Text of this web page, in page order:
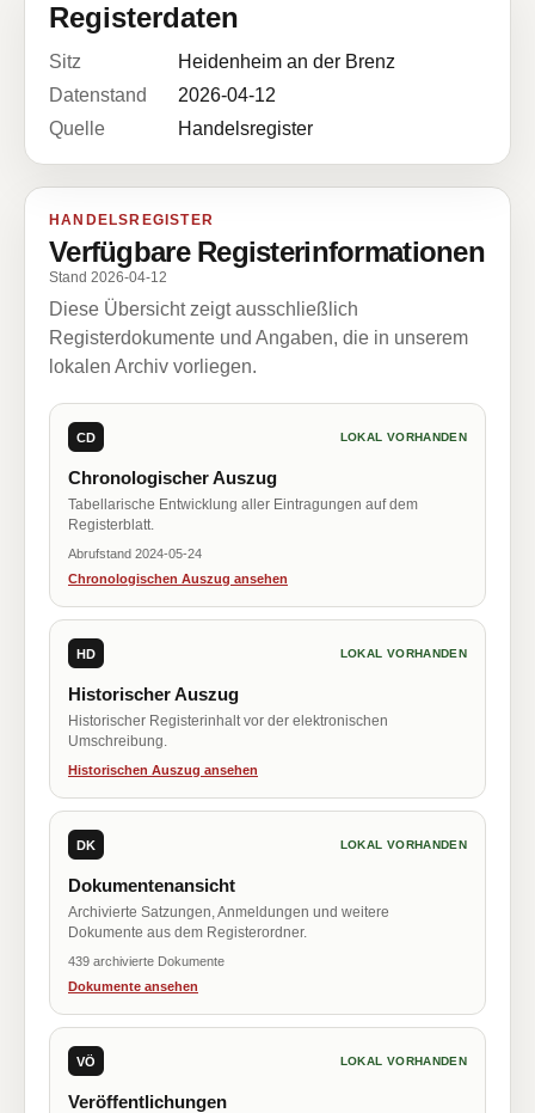
Registerdaten
Sitz
Heidenheim an der Brenz
Datenstand
2026-04-12
Quelle
Handelsregister
HANDELSREGISTER
Verfügbare Registerinformationen
Stand 2026-04-12
Diese Übersicht zeigt ausschließlich
Registerdokumente und Angaben, die in unserem
lokalen Archiv vorliegen.
CD LOKAL VORHANDEN
Chronologischer Auszug
Tabellarische Entwicklung aller Eintragungen auf dem
Registerblatt.
Abrufstand 2024-05-24
Chronologischen Auszug ansehen
HD LOKAL VORHANDEN
Historischer Auszug
Historischer Registerinhalt vor der elektronischen
Umschreibung.
Historischen Auszug ansehen
DK LOKAL VORHANDEN
Dokumentenansicht
Archivierte Satzungen, Anmeldungen und weitere
Dokumente aus dem Registerordner.
439 archivierte Dokumente
Dokumente ansehen
VÖ LOKAL VORHANDEN
Veröffentlichungen